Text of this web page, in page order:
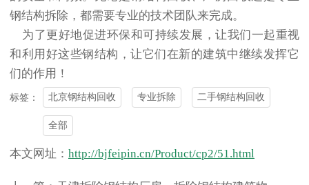
钢结构拆除，都需要专业的技术团队来完成。
为了更好地促进环保和可持续发展，让我们一起重视
和利用好这些钢结构，让它们在新的建筑中继续发挥它
们的作用！
标签： 北京钢结构回收 专业拆除 二手钢结构回收
全部
本文网址： http://bjfeipin.cn/Product/cp2/51.html